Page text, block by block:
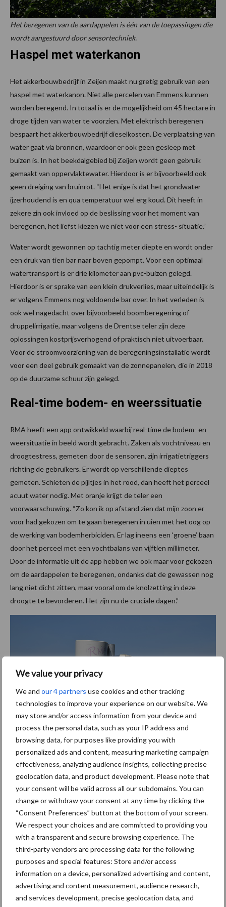
We value your privacy
We and our 4 partners use cookies and other tracking
technologies to improve your experience on our website. We
may store and/or access information from your device and
process the personal data, such as your IP address and
browsing data, for purposes like providing you with
personalized ads and content, measuring marketing campaign
effectiveness, analyzing audience insights, collecting precise
geolocation data, and product development. Please note that
your consent will be valid across all our subdomains. You can
change or withdraw your consent at any time by clicking the
“Consent Preferences” button at the bottom of your screen.
We respect your choices and are committed to providing you
with a transparent and secure browsing experience. The
third-party vendors are processing data for the following
purposes and special features: Store and/or access
information on a device, personalized advertising and content,
advertising and content measurement, audience research,
and services development, precise geolocation data, and
Het beregenen van de aardappelen is één van de toepassingen die
wordt aangestuurd door sensortechniek.
Haspel met waterkanon
Het akkerbouwbedrijf in Zeijen maakt nu gretig gebruik van een
haspel met waterkanon. Niet alle percelen van Emmens kunnen
worden beregend. In totaal is er de mogelijkheid om 45 hectare in
droge tijden van water te voorzien. Met elektrisch beregenen
bespaart het akkerbouwbedrijf dieselkosten. De verplaatsing van
water gaat via bronnen, waardoor er ook geen gesleep met
buizen is. In het beekdalgebied bij Zeijen wordt geen gebruik
gemaakt van oppervlaktewater. Hierdoor is er bijvoorbeeld ook
geen dreiging van bruinrot. “Het enige is dat het grondwater
ijzerhoudend is en qua temperatuur wel erg koud. Dit heeft in
zekere zin ook invloed op de beslissing voor het moment van
beregenen, het liefst kiezen we niet voor een stress- situatie.”
Water wordt gewonnen op tachtig meter diepte en wordt onder
een druk van tien bar naar boven gepompt. Voor een optimaal
watertransport is er drie kilometer aan pvc-buizen gelegd.
Hierdoor is er sprake van een klein drukverlies, maar uiteindelijk is
er volgens Emmens nog voldoende bar over. In het verleden is
ook wel nagedacht over bijvoorbeeld boomberegening of
druppelirrigatie, maar volgens de Drentse teler zijn deze
oplossingen kostprijsverhogend of praktisch niet uitvoerbaar.
Voor de stroomvoorziening van de beregeningsinstallatie wordt
voor een deel gebruik gemaakt van de zonnepanelen, die in 2018
op de duurzame schuur zijn gelegd.
Real-time bodem- en weerssituatie
RMA heeft een app ontwikkeld waarbij real-time de bodem- en
weersituatie in beeld wordt gebracht. Zaken als vochtniveau en
droogtestress, gemeten door de sensoren, zijn irrigatietriggers
richting de gebruikers. Er wordt op verschillende dieptes
gemeten. Schieten de pijltjes in het rood, dan heeft het perceel
acuut water nodig. Met oranje krijgt de teler een
voorwaarschuwing. “Zo kon ik op afstand zien dat mijn zoon er
voor had gekozen om te gaan beregenen in uien met het oog op
de werking van bodemherbiciden. Er lag ineens een ‘groene’ baan
door het perceel met een vochtbalans van vijftien millimeter.
Door de informatie uit de app hebben we ook maar voor gekozen
om de aardappelen te beregenen, ondanks dat de gewassen nog
lang niet dicht zitten, maar vooral om de knolzetting in deze
droogte te bevorderen. Het zijn nu de cruciale dagen.”
Emmens in Zeijen.
Datagestuurd beregenen
Volgens Emmens is de rust die applicaties bieden aan de teler
een groot pluspunt. “Je hoeft niet het veld in om te besluiten om
de beregening aan te zetten. Steeds meer bedrijven hebben land
of zelfs meerdere bedrijven op afstand. Op deze manier krijg je
mening dat datagestuurd beregenen vooral een kwestie is van
een verandering van mindset, met als uitgangspunt het vocht zo